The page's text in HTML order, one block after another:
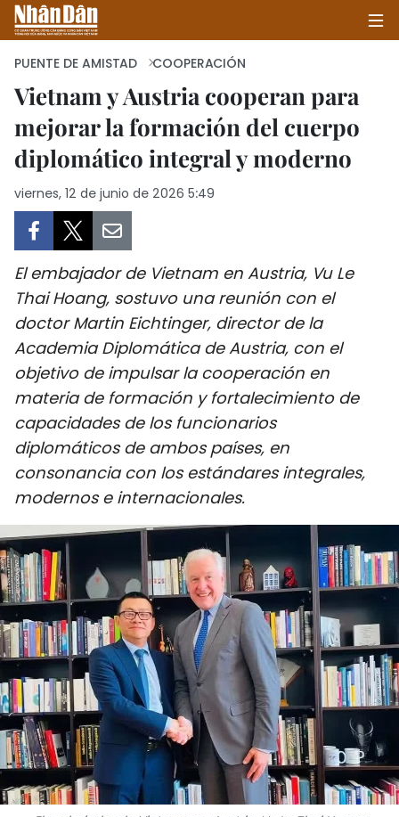
INICIO
POLÍTICA
SALUD - MEDIO AMBIENTE
CULTURA - ENTRETENIMIENTO
INTERNACIONAL
DEPORTES
VIAJES
PUENTE DE AMISTAD
HISTORIAS MULTIMEDIA
FOTOGRAFÍA
¿QUIÉNES SOMOS?
TIẾNG VIỆT
ENGLISH
中文
PUENTE DE AMISTAD COOPERACIÓN
Vietnam y Austria cooperan para
mejorar la formación del cuerpo
diplomático integral y moderno
viernes, 12 de junio de 2026 5:49
El embajador de Vietnam en Austria, Vu Le
Thai Hoang, sostuvo una reunión con el
doctor Martin Eichtinger, director de la
Academia Diplomática de Austria, con el
objetivo de impulsar la cooperación en
materia de formación y fortalecimiento de
capacidades de los funcionarios
diplomáticos de ambos países, en
consonancia con los estándares integrales,
modernos e internacionales.